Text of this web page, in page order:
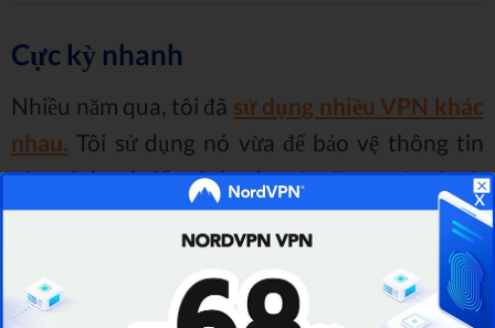
Cực kỳ nhanh
Nhiều năm qua, tôi đã sử dụng nhiều VPN khác
nhau. Tôi sử dụng nó vừa để bảo vệ thông tin
của mình, và để tránh cácvấn đề ăn cắp danh
tính có thể xảy ra[1]. Bởi vì bản chất công việc
của mình, tôi cũng cần một VPN
- đặc
biệt về
tốc độ tải xuống.Do đó, tôi có thể chắc
x